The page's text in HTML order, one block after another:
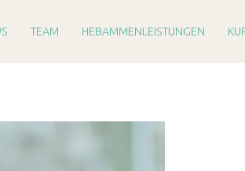
TEAM HEBAMMENLEISTUNGEN